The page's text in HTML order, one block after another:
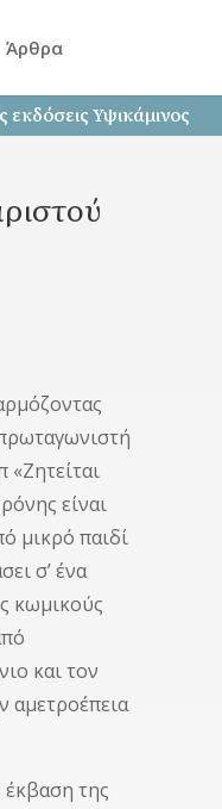
Άρθρα
Υψικάμινος
είναι
μικρό παιδί
σ’ ένα
κωμικούς
και τον
αμετροέπεια
της